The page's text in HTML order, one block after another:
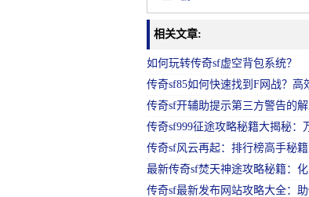
相关文章:
如何玩转传奇sf虚空背包系统？
传奇sf85如何快速找到F网战？高
传奇sf开辅助提示第三方警告的
传奇sf999征途攻略秘籍大揭秘：
传奇sf风云再起：排行榜高手秘
最新传奇sf焚天神途攻略秘籍：
传奇sf最新发布网站攻略大全：